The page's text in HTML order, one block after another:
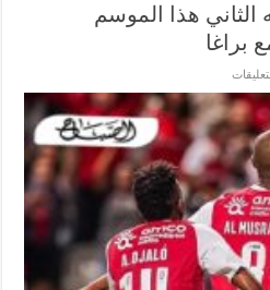
هذا الموسم
براغا
يسجل
هدفه
الثاني
هذا
الموسم
ويواصل
تألقه
اللافت
مع
براغا
مغلقة